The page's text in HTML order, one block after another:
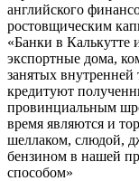
английского
ростовщическим
«Банки в
экспортные дома,
занятых
кредитуют
провинциальным
время являются и
шеллаком, слюдой,
бензином в нашей
способом»